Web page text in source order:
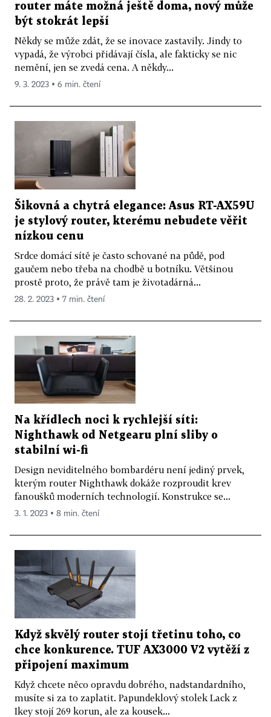
router máte možná ještě doma, nový může
být stokrát lepší
Někdy se může zdát, že se inovace zastavily. Jindy to
vypadá, že výrobci přidávají čísla, ale fakticky se nic
nemění, jen se zvedá cena. A někdy...
9. 3. 2023 ▪ 6 min. čtení
Šikovná a chytrá elegance: Asus RT-AX59U
je stylový router, kterému nebudete věřit
nízkou cenu
Srdce domácí sítě je často schované na půdě, pod
gaučem nebo třeba na chodbě u botníku. Většinou
prostě proto, že právě tam je životadárná...
28. 2. 2023 ▪ 7 min. čtení
Na křídlech noci k rychlejší síti:
Nighthawk od Netgearu plní sliby o
stabilní wi-fi
Design neviditelného bombardéru není jediný prvek,
kterým router Nighthawk dokáže rozproudit krev
fanoušků moderních technologií. Konstrukce se...
3. 1. 2023 ▪ 8 min. čtení
Když skvělý router stojí třetinu toho, co
chce konkurence. TUF AX3000 V2 vytěží z
připojení maximum
Když chcete něco opravdu dobrého, nadstandardního,
musíte si za to zaplatit. Papundeklový stolek Lack z
Ikey stojí 269 korun, ale za kousek...